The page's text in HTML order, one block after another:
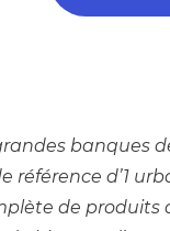
banques
d’1
de